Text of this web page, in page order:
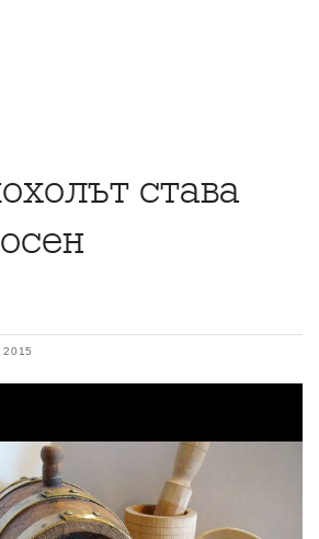
става